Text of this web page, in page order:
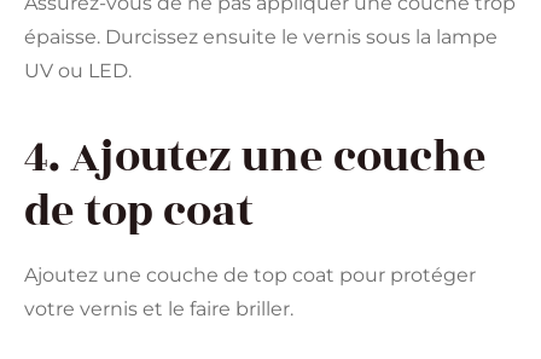
épaisse. Durcissez ensuite le vernis sous la lampe
UV ou LED.
4. Ajoutez une couche
de top coat
Ajoutez une couche de top coat pour protéger
votre vernis et le faire briller.